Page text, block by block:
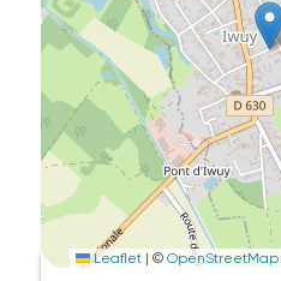
Leaflet | ©OpenStreetMap